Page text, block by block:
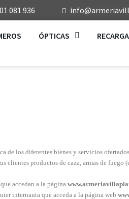
081 936
ÓPTICAS RECARGA
de los diferentes bienes y servicios
clientes productos de caza, armas de
accedan a la página
internauta que acceda a la página web